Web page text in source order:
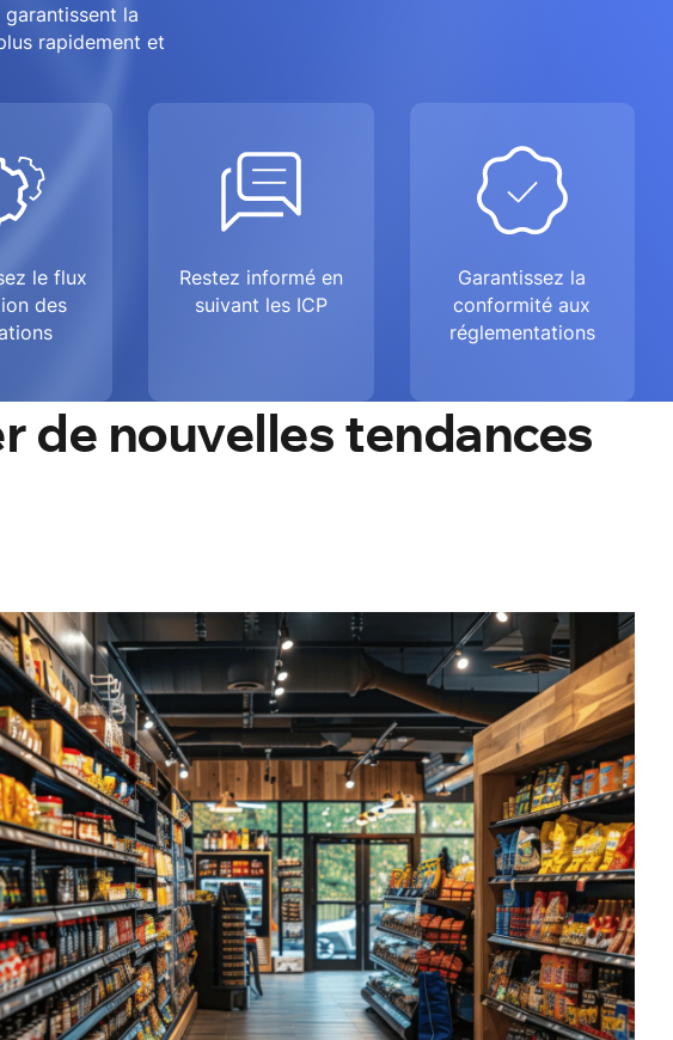
la
rapidement et
le flux
des
Restez informé en
suivant les ICP
Garantissez la
conformité aux
réglementations
de nouvelles tendances